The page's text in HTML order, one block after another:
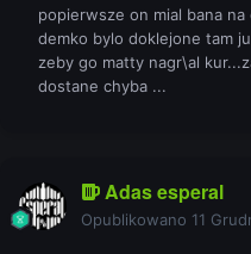
popierwsze on mial bana
demko bylo doklejone tam
zeby go matty nagr\al
dostane chyba ...
Adas esperal
Opublikowano 11